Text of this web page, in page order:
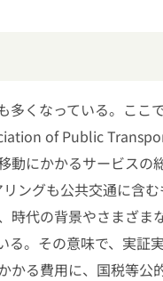
くなっている。ここ
of Public
動にかかるサービスの
ングも公共交通に含む
代の背景やさまざま
る。その意味で、実証
かる費用に、国税等公